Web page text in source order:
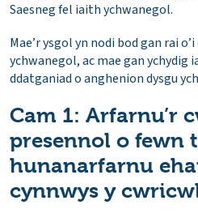
Saesneg fel iaith ychwanegol.
Mae’r ysgol yn nodi bod gan rai
ychwanegol, ac mae gan ychydig
ddatganiad o anghenion dysgu
Cam 1: Arfarnu’r
presennol o fewn
hunanarfarnu
cynnwys y